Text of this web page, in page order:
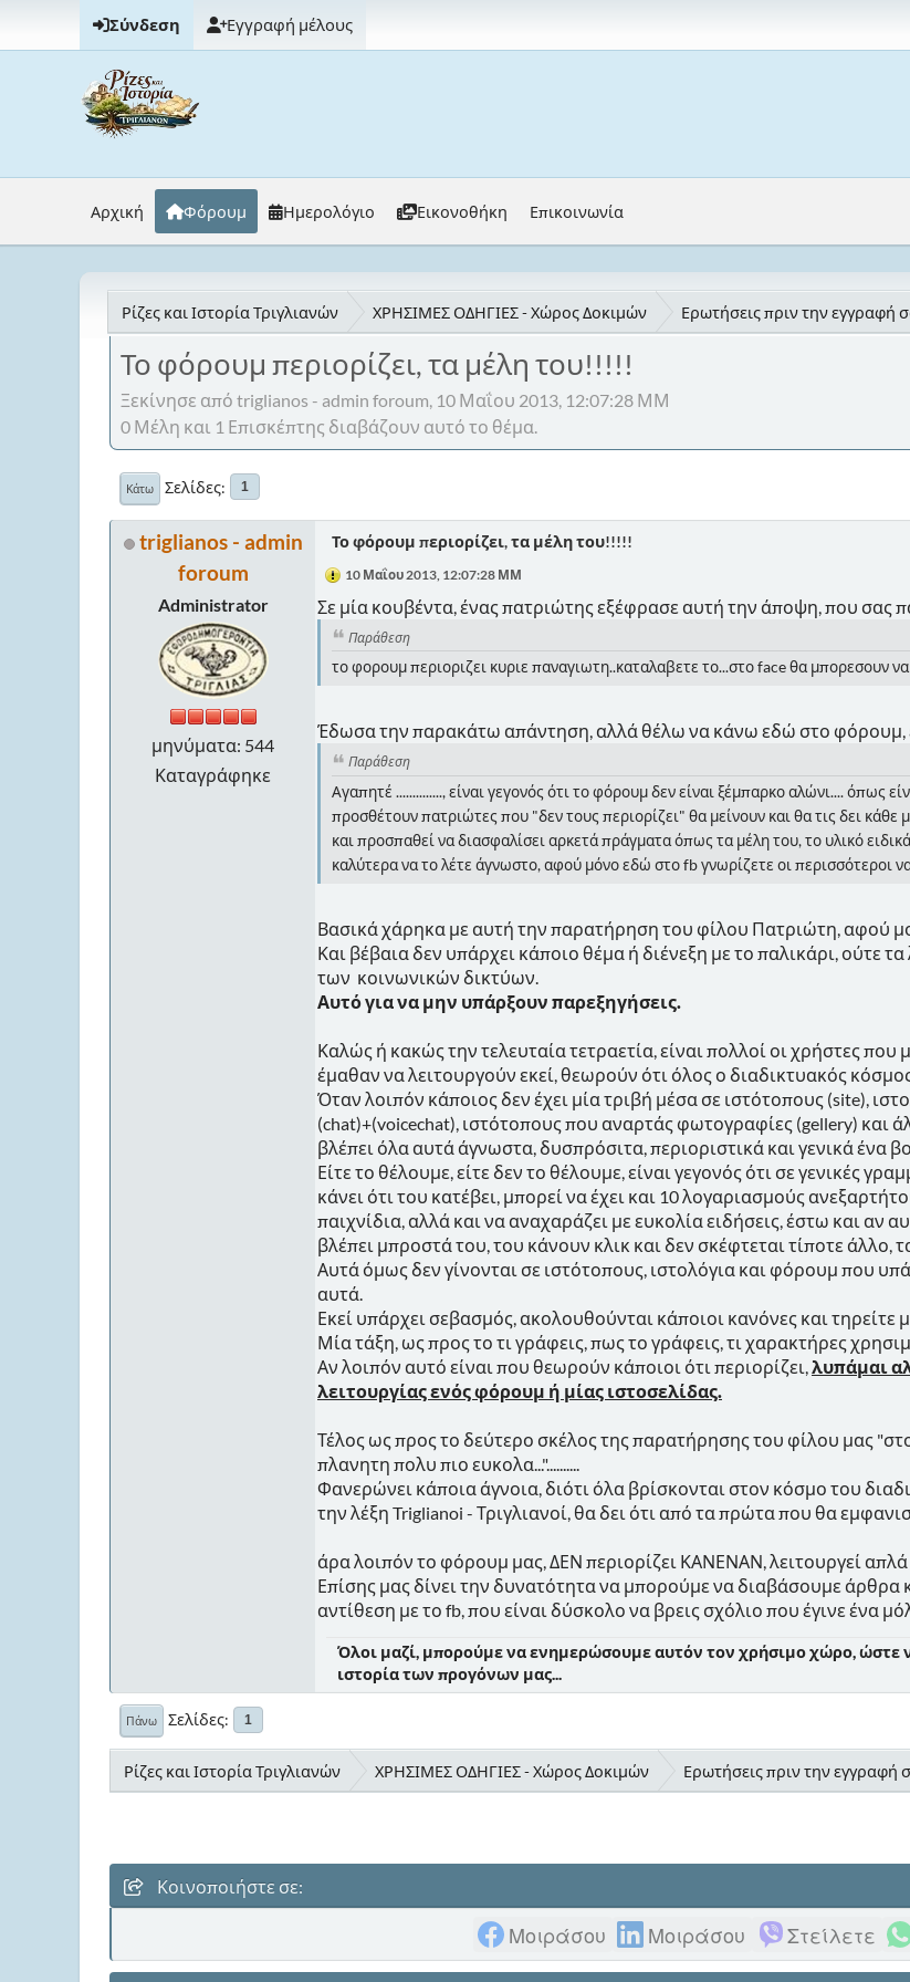
Σύνδεση Εγγραφή μέλους
Αρχική Φόρουμ Ημερολόγιο Εικονοθήκη Επικοινωνία
Ρίζες και Ιστορία Τριγλιανών ΧΡΗΣΙΜΕΣ ΟΔΗΓΙΕΣ - Χώρος Δοκιμών Ερωτήσεις πριν την εγγραφή
Το φόρουμ περιορίζει, τα μέλη του!!!!!
Ξεκίνησε από triglianos - admin foroum, 10 Μαΐου 2013, 12:07:28 ΜΜ
0 Μέλη και 1 Επισκέπτης διαβάζουν αυτό το θέμα.
Κάτω Σελίδες 1
triglianos - admin
foroum
Administrator
μηνύματα: 544
Καταγράφηκε
Το φόρουμ περιορίζει, τα μέλη του!!!!!
10 Μαΐου 2013, 12:07:28 ΜΜ
Σε μία κουβέντα, ένας πατριώτης εξέφρασε αυτή την άποψη, που σας
Παράθεση
το φορουμ περιοριζει κυριε παναγιωτη..καταλαβετε το...στο face θα μπορεσουν
Έδωσα την παρακάτω απάντηση, αλλά θέλω να κάνω εδώ στο φόρουμ,
Παράθεση
Αγαπητέ .............., είναι γεγονός ότι το φόρουμ δεν είναι ξέμπαρκο αλώνι.... όπως
προσθέτουν πατριώτες που "δεν τους περιορίζει" θα μείνουν και θα τις δει
και προσπαθεί να διασφαλίσει αρκετά πράγματα όπως τα μέλη του, το υλικό
καλύτερα να το λέτε άγνωστο, αφού μόνο εδώ στο fb γνωρίζετε οι περισσότεροι
Βασικά χάρηκα με αυτή την παρατήρηση του φίλου Πατριώτη, αφού
Και βέβαια δεν υπάρχει κάποιο θέμα ή διένεξη με το παλικάρι, ούτε
των κοινωνικών δικτύων.
Αυτό για να μην υπάρξουν παρεξηγήσεις.
Καλώς ή κακώς την τελευταία τετραετία, είναι πολλοί οι χρήστες
έμαθαν να λειτουργούν εκεί, θεωρούν ότι όλος ο διαδικτυακός
Όταν λοιπόν κάποιος δεν έχει μία τριβή μέσα σε ιστότοπους (site),
(chat)+(voicechat), ιστότοπους που αναρτάς φωτογραφίες (gellery) και
βλέπει όλα αυτά άγνωστα, δυσπρόσιτα, περιοριστικά και γενικά ένα
Είτε το θέλουμε, είτε δεν το θέλουμε, είναι γεγονός ότι σε γενικές
κάνει ότι του κατέβει, μπορεί να έχει και 10 λογαριασμούς
παιχνίδια, αλλά και να αναχαράζει με ευκολία ειδήσεις, έστω και αν
βλέπει μπροστά του, του κάνουν κλικ και δεν σκέφτεται τίποτε
Αυτά όμως δεν γίνονται σε ιστότοπους, ιστολόγια και φόρουμ που
αυτά.
Εκεί υπάρχει σεβασμός, ακολουθούνται κάποιοι κανόνες και τηρείτε
Μία τάξη, ως προς το τι γράφεις, πως το γράφεις, τι χαρακτήρες
Αν λοιπόν αυτό είναι που θεωρούν κάποιοι ότι περιορίζει,λυπάμαι
λειτουργίας ενός φόρουμ ή μίας ιστοσελίδας.
Τέλος ως προς το δεύτερο σκέλος της παρατήρησης του φίλου μας
πλανητη πολυ πιο ευκολα..."..........
Φανερώνει κάποια άγνοια, διότι όλα βρίσκονται στον κόσμο του
την λέξη Triglianoi - Τριγλιανοί, θα δει ότι από τα πρώτα που θα
άρα λοιπόν το φόρουμ μας, ΔΕΝ περιορίζει ΚΑΝΕΝΑΝ, λειτουργεί
Επίσης μας δίνει την δυνατότητα να μπορούμε να διαβάσουμε άρθρα
αντίθεση με το fb, που είναι δύσκολο να βρεις σχόλιο που έγινε ένα
Όλοι μαζί, μπορούμε να ενημερώσουμε αυτόν τον χρήσιμο χώρο, ώστε
ιστορία των προγόνων μας...
Πάνω Σελίδες 1
Ρίζες και Ιστορία Τριγλιανών ΧΡΗΣΙΜΕΣ ΟΔΗΓΙΕΣ - Χώρος Δοκιμών Ερωτήσεις πριν την εγγραφή
Κοινοποιήστε σε:
Μοιράσου Μοιράσου Στείλετε